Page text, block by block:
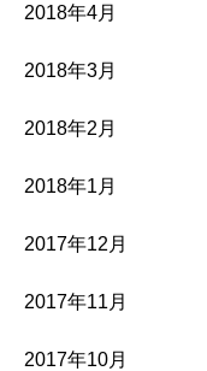
2018年4月
2018年3月
2018年2月
2018年1月
2017年12月
2017年11月
2017年10月